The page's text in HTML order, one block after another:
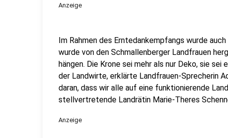
Anzeige
Im Rahmen des Erntedankempfangs wurde
wurde von den Schmallenberger Landfrauen
hängen. Die Krone sei mehr als nur Deko, sie
der Landwirte, erklärte Landfrauen-Sprecherin
daran, dass wir alle auf eine funktionierende
stellvertretende Landrätin Marie-Theres
Anzeige